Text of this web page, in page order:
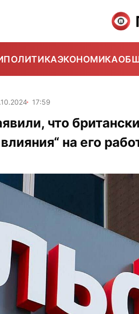
ПОЛИТИКАЭКОНОМИКА
17:59
что
на его